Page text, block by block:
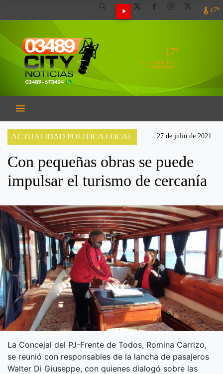
17º
17º
EL CLIMA EN
CAMPANA
ACTUALIDAD POLITICA LOCAL 27 de julio de 2021
Con pequeñas obras se puede
impulsar el turismo de cercanía
La Concejal del PJ-Frente de Todos, Romina Carrizo,
se reunió con responsables de la lancha de pasajeros
Walter Di Giuseppe, con quienes dialogó sobre las